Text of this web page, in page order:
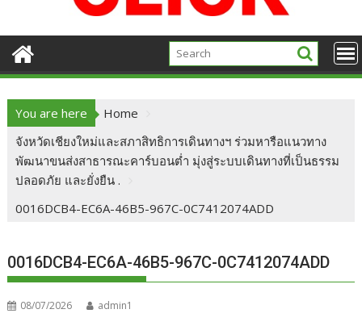
You are here
Home
จังหวัดเชียงใหม่และสภาสิทธิการเดินทางฯ ร่วมหารือแนวทาง
พัฒนาขนส่งสาธารณะคาร์บอนต่ำ มุ่งสู่ระบบเดินทางที่เป็นธรรม
ปลอดภัย และยั่งยืน .
0016DCB4-EC6A-46B5-967C-0C7412074ADD
0016DCB4-EC6A-46B5-967C-0C7412074ADD
08/07/2026 admin1